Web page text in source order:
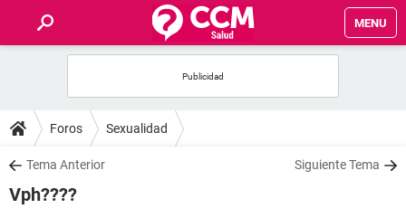
MENU
FOROS
SALUD
FAMILIA
Foros Sexualidad
Tema Anterior Siguiente Tema
Vph????